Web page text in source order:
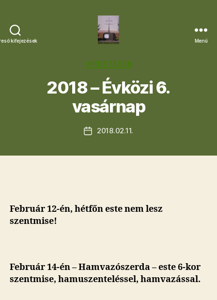
kifejezések
Egyházközség
Menü
Kategóriák
HIRDETÉSEK
2018 – Évközi 6.
vasárnap
Bejegyzés
2018.02.11.
Február 12-én, hétfőn este nem lesz
szentmise!
Február 14-én – Hamvazószerda – este 6-kor
szentmise, hamuszenteléssel, hamvazással.